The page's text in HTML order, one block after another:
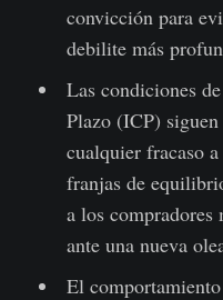
convicción para
debilite más
Las condiciones
Plazo (ICP)
cualquier fracaso
franjas de
a los compradores
ante una nueva
El